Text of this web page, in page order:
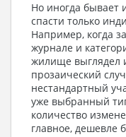
Но иногда бывает
спасти только
Например, когда
журнале и
жилище выглядел
прозаический
нестандартный
уже выбранный
количество
главное, дешевле